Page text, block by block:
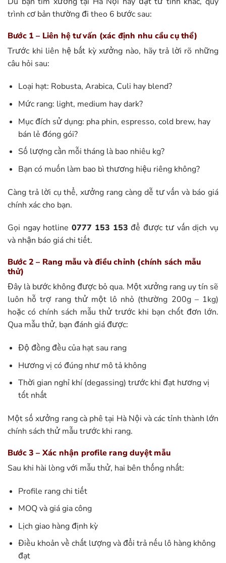
trình cơ bản thường đi theo 6 bước sau:
Bước 1 – Liên hệ tư vấn (xác định nhu cầu cụ thể)
Trước khi liên hệ bất kỳ xưởng nào, hãy trả lời rõ những
câu hỏi sau:
Loại hạt: Robusta, Arabica, Culi hay blend?
Mức rang: light, medium hay dark?
Mục đích sử dụng: pha phin, espresso, cold brew, hay
bán lẻ đóng gói?
Số lượng cần mỗi tháng là bao nhiêu kg?
Bạn có muốn làm bao bì thương hiệu riêng không?
Càng trả lời cụ thể, xưởng rang càng dễ tư vấn và báo giá
chính xác cho bạn.
Gọi ngay hotline0777 153 153 để được tư vấn dịch vụ
và nhận báo giá chi tiết.
Bước 2 – Rang mẫu và điều chỉnh (chính sách mẫu
thử)
Đây là bước không được bỏ qua. Một xưởng rang uy tín sẽ
luôn hỗ trợ rang thử một lô nhỏ (thường 200g – 1kg)
hoặc có chính sách mẫu thử trước khi bạn chốt đơn lớn.
Qua mẫu thử, bạn đánh giá được:
Độ đồng đều của hạt sau rang
Hương vị có đúng như mô tả không
Thời gian nghỉ khí (degassing) trước khi đạt hương vị
tốt nhất
Một số xưởng rang cà phê tại Hà Nội và các tỉnh thành lớn
chính sách thử mẫu trước khi rang.
Bước 3 – Xác nhận profile rang duyệt mẫu
Sau khi hài lòng với mẫu thử, hai bên thống nhất:
Profile rang chi tiết
MOQ và giá gia công
Lịch giao hàng định kỳ
Điều khoản về chất lượng và đổi trả nếu lô hàng không
đạt